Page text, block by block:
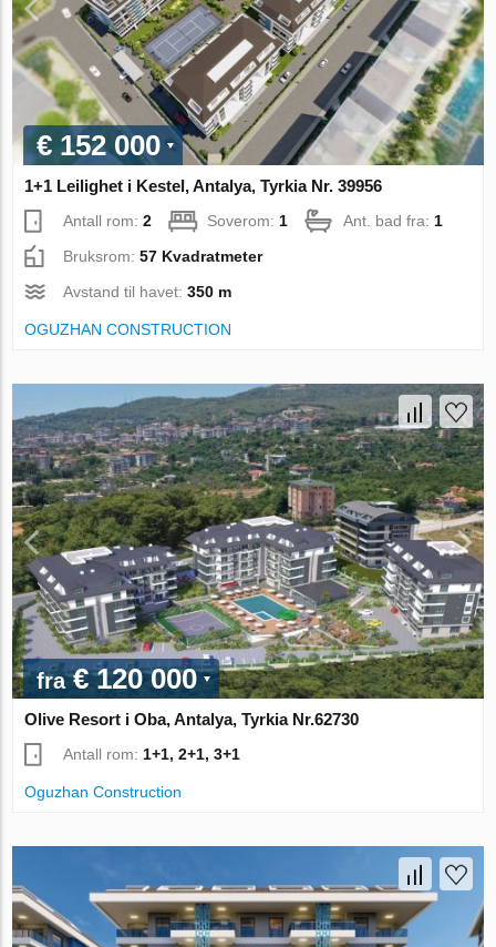
€ 152 000
1+1 Leilighet i Kestel, Antalya, Tyrkia Nr. 39956
Antall rom:2 Soverom: 1 Ant. bad fra: 1
Bruksrom:57 Kvadratmeter
Avstand til havet:350 m
OGUZHAN CONSTRUCTION
fra€ 120 000
Olive Resort i Oba, Antalya, Tyrkia Nr.62730
Antall rom: 1+1, 2+1, 3+1
Oguzhan Construction